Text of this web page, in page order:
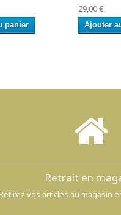
panier
29,00 €
Ajouter
Retrait en
vos articles au magasin